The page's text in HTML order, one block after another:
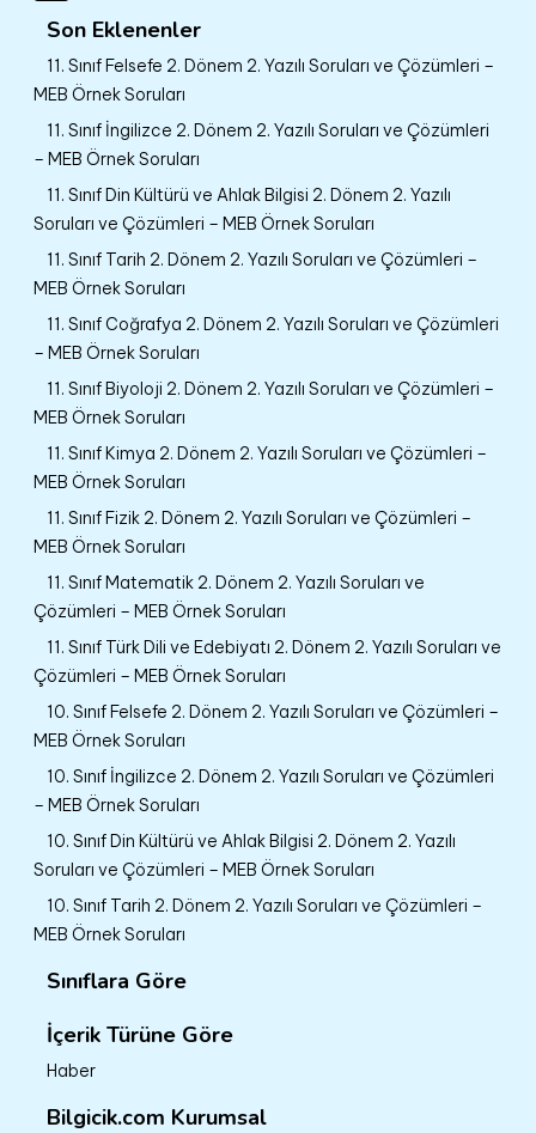
Son Eklenenler
11. Sınıf Felsefe 2. Dönem 2. Yazılı Soruları ve Çözümleri –
MEB Örnek Soruları
11. Sınıf İngilizce 2. Dönem 2. Yazılı Soruları ve Çözümleri
– MEB Örnek Soruları
11. Sınıf Din Kültürü ve Ahlak Bilgisi 2. Dönem 2. Yazılı
Soruları ve Çözümleri – MEB Örnek Soruları
11. Sınıf Tarih 2. Dönem 2. Yazılı Soruları ve Çözümleri –
MEB Örnek Soruları
11. Sınıf Coğrafya 2. Dönem 2. Yazılı Soruları ve Çözümleri
– MEB Örnek Soruları
11. Sınıf Biyoloji 2. Dönem 2. Yazılı Soruları ve Çözümleri –
MEB Örnek Soruları
11. Sınıf Kimya 2. Dönem 2. Yazılı Soruları ve Çözümleri –
MEB Örnek Soruları
11. Sınıf Fizik 2. Dönem 2. Yazılı Soruları ve Çözümleri –
MEB Örnek Soruları
11. Sınıf Matematik 2. Dönem 2. Yazılı Soruları ve
Çözümleri – MEB Örnek Soruları
11. Sınıf Türk Dili ve Edebiyatı 2. Dönem 2. Yazılı Soruları ve
Çözümleri – MEB Örnek Soruları
10. Sınıf Felsefe 2. Dönem 2. Yazılı Soruları ve Çözümleri –
MEB Örnek Soruları
10. Sınıf İngilizce 2. Dönem 2. Yazılı Soruları ve Çözümleri
– MEB Örnek Soruları
10. Sınıf Din Kültürü ve Ahlak Bilgisi 2. Dönem 2. Yazılı
Soruları ve Çözümleri – MEB Örnek Soruları
10. Sınıf Tarih 2. Dönem 2. Yazılı Soruları ve Çözümleri –
MEB Örnek Soruları
Sınıflara Göre
İçerik Türüne Göre
Haber
Bilgicik.com Kurumsal